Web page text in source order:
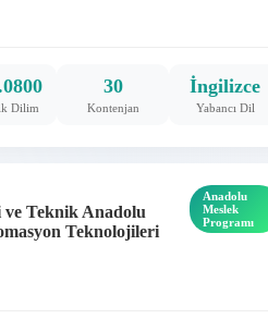
Dilim
30
Kontenjan
İngilizce
Yabancı Dil
Teknik Anadolu
Teknolojileri
Anadolu
Meslek
Programı